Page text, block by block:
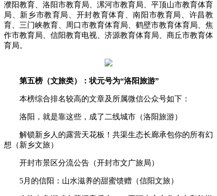
濮阳教育、洛阳市教育局、漯河市教育局、平顶山市教育体育
局、新乡市教育局、开封教育体育、南阳市教育局、许昌教
育、三门峡教育、周口市教育体育局、鹤壁市教育体育局、焦
作市教育局、信阳教育电视、济源教育体育局、商丘市教育体
育局。
第五榜（文旅类）：状元号为“洛阳旅游”
本榜综合排名较高的文章及所属微信公众号如下：
洛阳，就是靠这些，成了二线城市（洛阳旅游）
解锁新乡人的露营天花板！共渠生态长廊承包你的所有幻
想（新乡文旅）
开封市景区分流公告（开封市文广旅局）
5月的信阳：山水滋养的甜蜜馈赠（信阳文旅）